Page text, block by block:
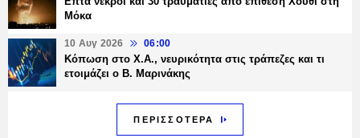
Μόκα
10 Αυγ 2026 06:00
Κόπωση στο Χ.Α., νευρικότητα στις τράπεζες και τι
ετοιμάζει ο Β. Μαρινάκης
ΠΕΡΙΣΣΟΤΕΡΑ